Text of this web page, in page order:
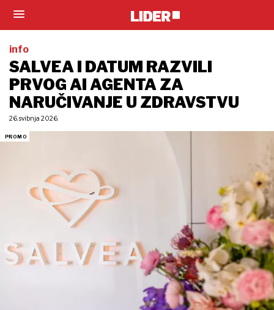
info
SALVEA I DATUM RAZVILI
PRVOG AI AGENTA ZA
NARUČIVANJE U ZDRAVSTVU
26. svibnja 2026.